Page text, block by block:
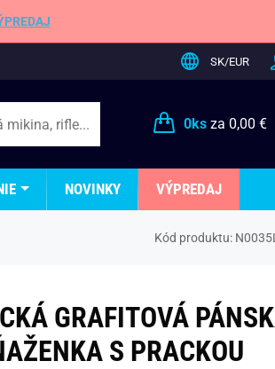
SK/EUR
0ksza 0,00 €
NOVINKY VÝPREDAJ
Kód produktu:
GRAFITOVÁ
S PRACKOU